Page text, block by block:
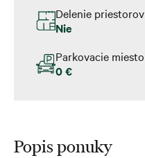
Delenie priestorov
Nie
Parkovacie miesto
0 €
Popis ponuky